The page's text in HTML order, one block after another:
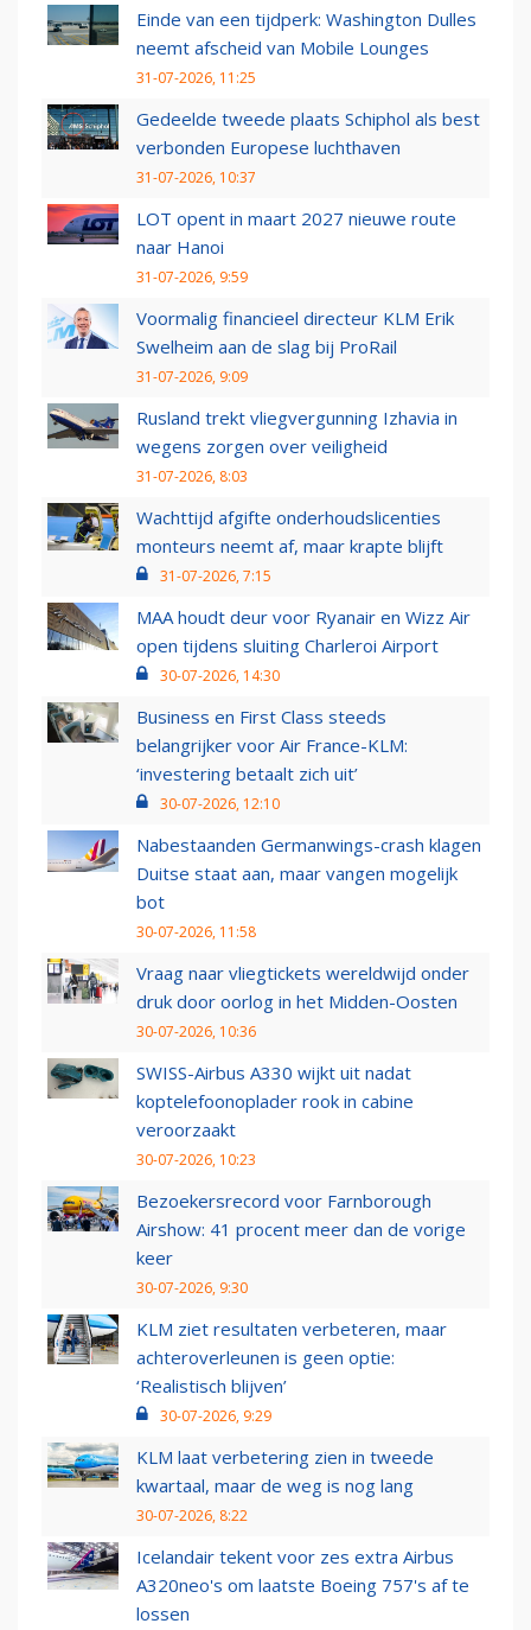
Einde van een tijdperk: Washington Dulles
neemt afscheid van Mobile Lounges
31-07-2026, 11:25
Gedeelde tweede plaats Schiphol als best
verbonden Europese luchthaven
31-07-2026, 10:37
LOT opent in maart 2027 nieuwe route
naar Hanoi
31-07-2026, 9:59
Voormalig financieel directeur KLM Erik
Swelheim aan de slag bij ProRail
31-07-2026, 9:09
Rusland trekt vliegvergunning Izhavia in
wegens zorgen over veiligheid
31-07-2026, 8:03
Wachttijd afgifte onderhoudslicenties
monteurs neemt af, maar krapte blijft
31-07-2026, 7:15
MAA houdt deur voor Ryanair en Wizz Air
open tijdens sluiting Charleroi Airport
30-07-2026, 14:30
Business en First Class steeds
belangrijker voor Air France-KLM:
‘investering betaalt zich uit’
30-07-2026, 12:10
Nabestaanden Germanwings-crash klagen
Duitse staat aan, maar vangen mogelijk
bot
30-07-2026, 11:58
Vraag naar vliegtickets wereldwijd onder
druk door oorlog in het Midden-Oosten
30-07-2026, 10:36
SWISS-Airbus A330 wijkt uit nadat
koptelefoonoplader rook in cabine
veroorzaakt
30-07-2026, 10:23
Bezoekersrecord voor Farnborough
Airshow: 41 procent meer dan de vorige
keer
30-07-2026, 9:30
KLM ziet resultaten verbeteren, maar
achteroverleunen is geen optie:
‘Realistisch blijven’
30-07-2026, 9:29
KLM laat verbetering zien in tweede
kwartaal, maar de weg is nog lang
30-07-2026, 8:22
Icelandair tekent voor zes extra Airbus
A320neo's om laatste Boeing 757's af te
lossen